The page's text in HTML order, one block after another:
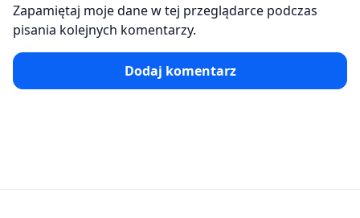
Zapamiętaj moje dane w tej przeglądarce podczas
pisania kolejnych komentarzy.
Dodaj komentarz